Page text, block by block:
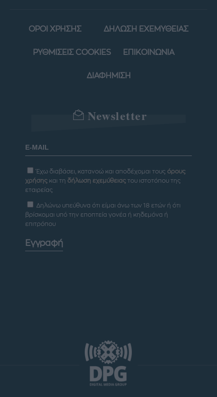
ΟΡΟΙ ΧΡΗΣΗΣ ΔΗΛΩΣΗ ΕΧΕΜΥΘΕΙΑΣ
ΡΥΘΜΙΣΕΙΣ COOKIES ΕΠΙΚΟΙΝΩΝΙΑ
ΔΙΑΦΗΜΙΣΗ
Newsletter
Έχω διαβάσει, κατανοώ και αποδέχομαι τους όρους
χρήσης και τη δήλωση εχεμύθειας του ιστοτόπου της
εταιρείας
Δηλώνω υπεύθυνα ότι είμαι άνω των 18 ετών ή ότι
βρίσκομαι υπό την εποπτεία γονέα ή κηδεμόνα ή
επιτρόπου
Εγγραφή